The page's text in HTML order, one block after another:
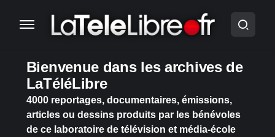
Bienvenue dans les archives de
LaTéléLibre
4000 reportages, documentaires, émissions,
articles ou dessins produits par les bénévoles
de ce laboratoire de télévision et média-école